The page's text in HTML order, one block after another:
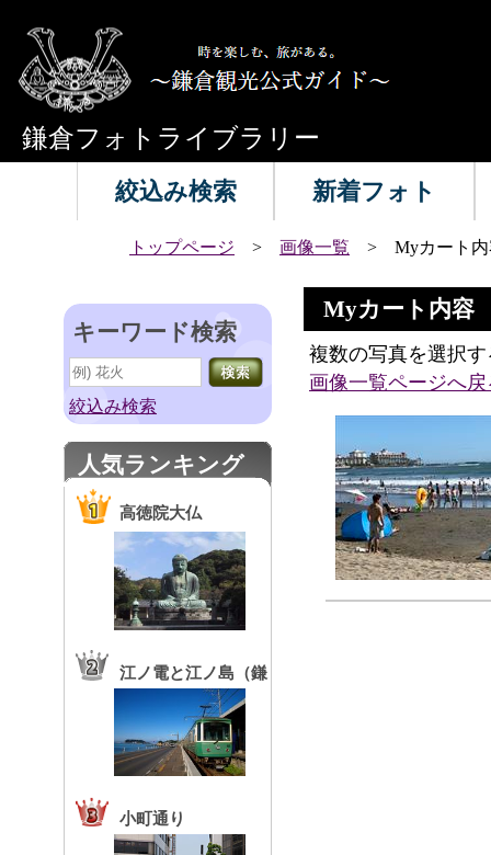
鎌倉フォトライブラリー
絞込み検索 新着フォト
トップページ > 画像一覧 > Myカート内
キーワード検索
絞込み検索
人気ランキング
高徳院大仏
江ノ電と江ノ島（鎌
倉高校前駅）
小町通り
Myカート内容
複数の写真を選択
画像一覧ページへ戻